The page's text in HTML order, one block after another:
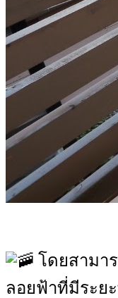
โดยสามา
ลอยฟ้าที่มีระยะ